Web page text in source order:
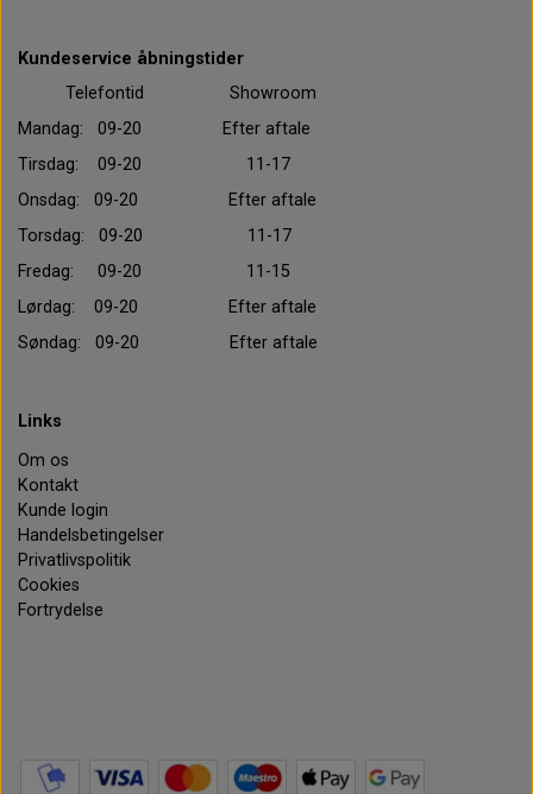
Kundeservice åbningstider
Telefontid Showroom
Mandag: 09-20 Efter aftale
Tirsdag: 09-20 11-17
Onsdag: 09-20 Efter aftale
Torsdag: 09-20 11-17
Fredag: 09-20 11-15
Lørdag: 09-20 Efter aftale
Søndag: 09-20 Efter aftale
Links
Om os
Kontakt
Kunde login
Handelsbetingelser
Privatlivspolitik
Cookies
Fortrydelse